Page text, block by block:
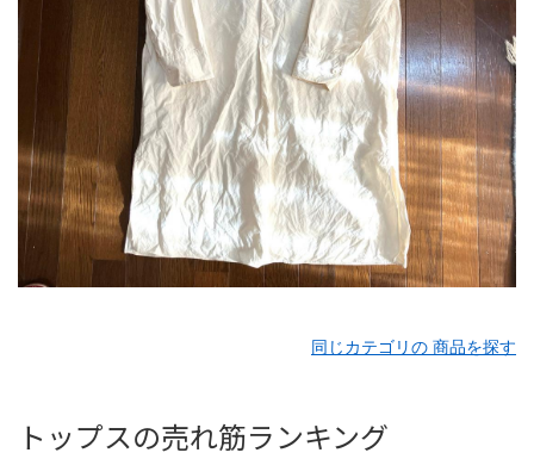
同じカテゴリの 商品を探す
トップスの売れ筋ランキング